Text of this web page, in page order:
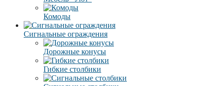
Комоды
Сигнальные ограждения
Дорожные конусы
Гибкие столбики